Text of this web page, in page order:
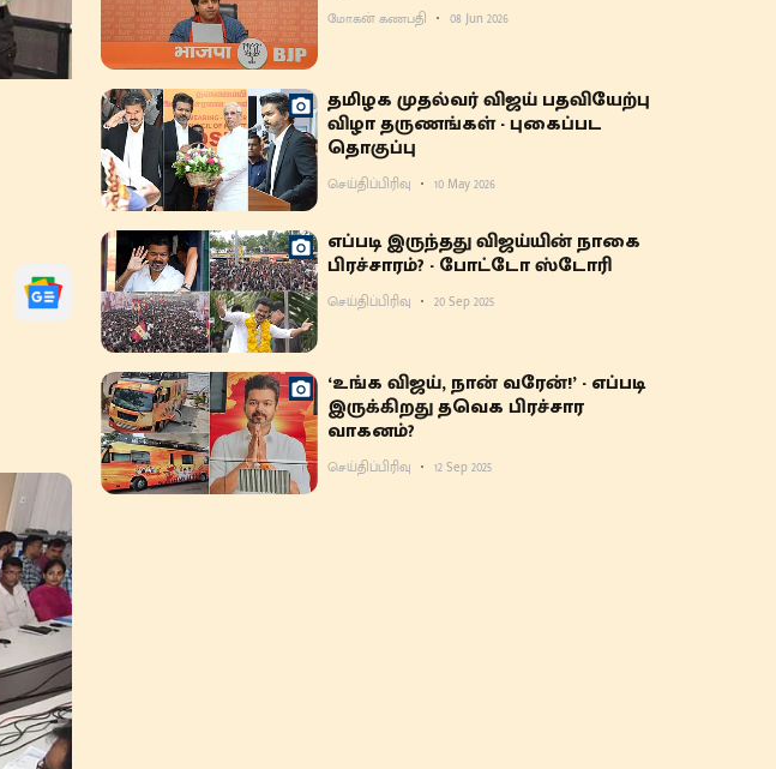
மோகன் கணபதி 08 Jun 2026
தமிழக முதல்வர் விஜய் பதவியேற்பு
விழா தருணங்கள் - புகைப்பட
தொகுப்பு
செய்திப்பிரிவு 10 May 2026
எப்படி இருந்தது விஜய்யின் நாகை
பிரச்சாரம்? - போட்டோ ஸ்டோரி
செய்திப்பிரிவு 20 Sep 2025
‘உங்க விஜய், நான் வரேன்!’ - எப்படி
இருக்கிறது தவெக பிரச்சார
வாகனம்?
செய்திப்பிரிவு 12 Sep 2025